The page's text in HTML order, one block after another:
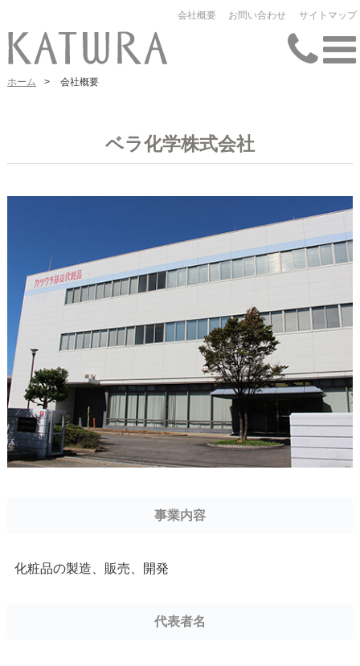
会社概要 お問い合わせ サイトマップ
ホーム > 会社概要
ベラ化学株式会社
事業内容
化粧品の製造、販売、開発
代表者名